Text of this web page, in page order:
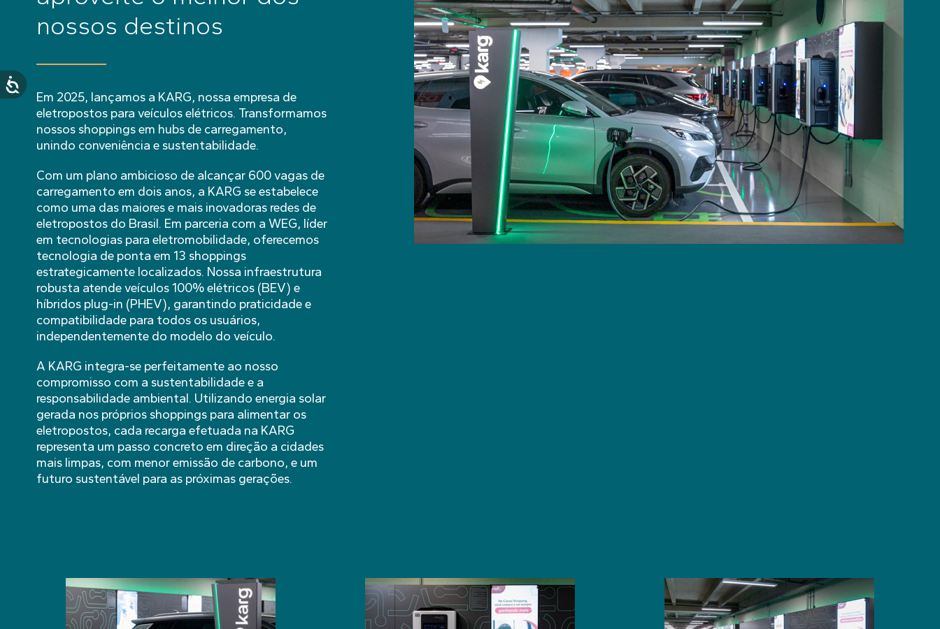
nossos destinos
Em 2025, lançamos a KARG, nossa empresa de
eletropostos para veículos elétricos. Transformamos
nossos shoppings em hubs de carregamento,
unindo conveniência e sustentabilidade.
Com um plano ambicioso de alcançar 600 vagas de
carregamento em dois anos, a KARG se estabelece
como uma das maiores e mais inovadoras redes de
eletropostos do Brasil. Em parceria com a WEG, líder
em tecnologias para eletromobilidade, oferecemos
tecnologia de ponta em 13 shoppings
estrategicamente localizados. Nossa infraestrutura
robusta atende veículos 100% elétricos (BEV) e
híbridos plug-in (PHEV), garantindo praticidade e
compatibilidade para todos os usuários,
independentemente do modelo do veículo.
A KARG integra-se perfeitamente ao nosso
compromisso com a sustentabilidade e a
responsabilidade ambiental. Utilizando energia solar
gerada nos próprios shoppings para alimentar os
eletropostos, cada recarga efetuada na KARG
representa um passo concreto em direção a cidades
mais limpas, com menor emissão de carbono, e um
futuro sustentável para as próximas gerações.